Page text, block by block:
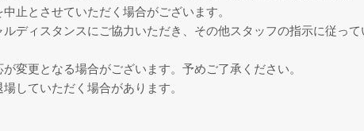
止とさせていただく場合がございます。
ディスタンスにご協力いただき、その他スタッフの指示に従って
変更となる場合がございます。予めご了承ください。
していただく場合があります。